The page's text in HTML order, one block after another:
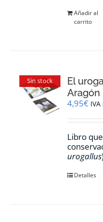
Añadir al
carrito
Sin stock
El
Aragón
4,95€
Libro
urogallus
Detalles